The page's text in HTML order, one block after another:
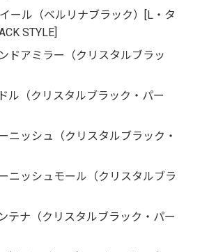
ール（ベルリナブラック）[L・タ
STYLE]
ドアミラー（クリスタルブラッ
ル（クリスタルブラック・パー
ニッシュ（クリスタルブラック・
ニッシュモール（クリスタルブラ
テナ（クリスタルブラック・パー